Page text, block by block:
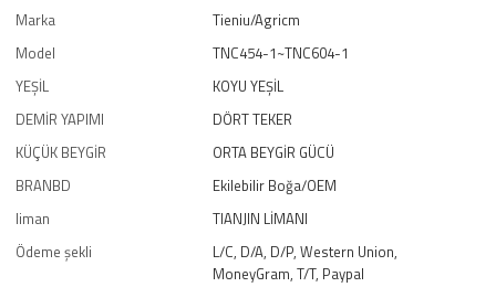
Marka
Tieniu/Agricm
Model
TNC454-1~TNC604-1
YEŞİL
KOYU YEŞİL
DEMİR YAPIMI
DÖRT TEKER
KÜÇÜK BEYGİR
ORTA BEYGİR GÜCÜ
BRANBD
Ekilebilir Boğa/OEM
liman
TIANJIN LİMANI
Ödeme şekli
L/C, D/A, D/P, Western Union,
MoneyGram, T/T, Paypal